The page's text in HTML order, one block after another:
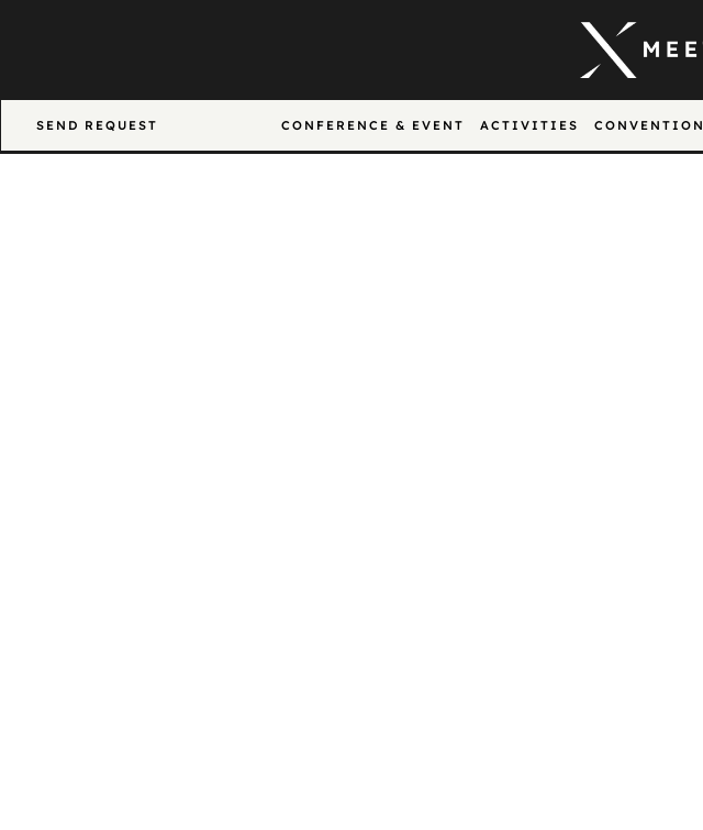
SEND REQUEST CONFERENCE & EVENT ACTIVITIES CONVENTION